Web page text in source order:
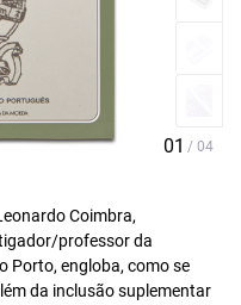
Coimbra,
professor da
Porto, engloba, como se
da inclusão suplementar